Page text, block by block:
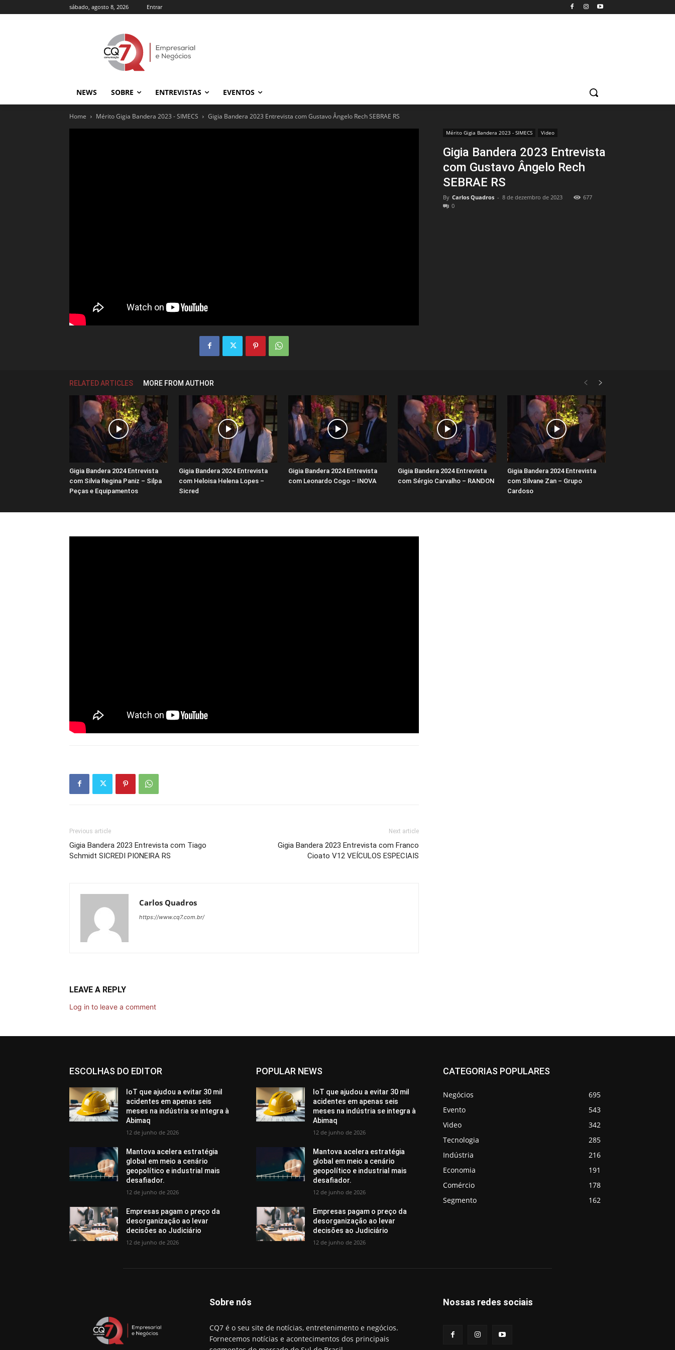
sábado, agosto 8, 2026 Entrar
NEWS SOBRE ENTREVISTAS EVENTOS
Home Mérito Gigia Bandera 2023 - SIMECS Gigia Bandera 2023 Entrevista com Gustavo Ângelo Rech SEBRAE RS
Mérito Gigia Bandera 2023 - SIMECS Video
Gigia Bandera 2023 Entrevista
com Gustavo Ângelo Rech
SEBRAE RS
By Carlos Quadros - 8 de dezembro de 2023
677
0
RELATED ARTICLES MORE FROM AUTHOR
Gigia Bandera 2024 Entrevista
com Silvia Regina Paniz – Silpa
Peças e Equipamentos
Gigia Bandera 2024 Entrevista
com Heloisa Helena Lopes –
Sicred
Gigia Bandera 2024 Entrevista
com Leonardo Cogo – INOVA
Gigia Bandera 2024 Entrevista
com Sérgio Carvalho – RANDON
Gigia Bandera 2024 Entrevista
com Silvane Zan – Grupo
Cardoso
Previous article
Gigia Bandera 2023 Entrevista com Tiago
Schmidt SICREDI PIONEIRA RS
Next article
Gigia Bandera 2023 Entrevista com Franco
Cioato V12 VEÍCULOS ESPECIAIS
Carlos Quadros
https://www.cq7.com.br/
LEAVE A REPLY
Log in to leave a comment
ESCOLHAS DO EDITOR
IoT que ajudou a evitar 30 mil
acidentes em apenas seis
meses na indústria se integra à
Abimaq
12 de junho de 2026
Mantova acelera estratégia
global em meio a cenário
geopolítico e industrial mais
desafiador.
12 de junho de 2026
Empresas pagam o preço da
desorganização ao levar
decisões ao Judiciário
12 de junho de 2026
POPULAR NEWS
IoT que ajudou a evitar 30 mil
acidentes em apenas seis
meses na indústria se integra à
Abimaq
12 de junho de 2026
Mantova acelera estratégia
global em meio a cenário
geopolítico e industrial mais
desafiador.
12 de junho de 2026
Empresas pagam o preço da
desorganização ao levar
decisões ao Judiciário
12 de junho de 2026
CATEGORIAS POPULARES
Negócios
695
Evento
543
Video
342
Tecnologia
285
Indústria
216
Economia
191
Comércio
178
Segmento
162
Sobre nós
CQ7 é o seu site de notícias, entretenimento e negócios.
Fornecemos notícias e acontecimentos dos principais
Nossas redes sociais